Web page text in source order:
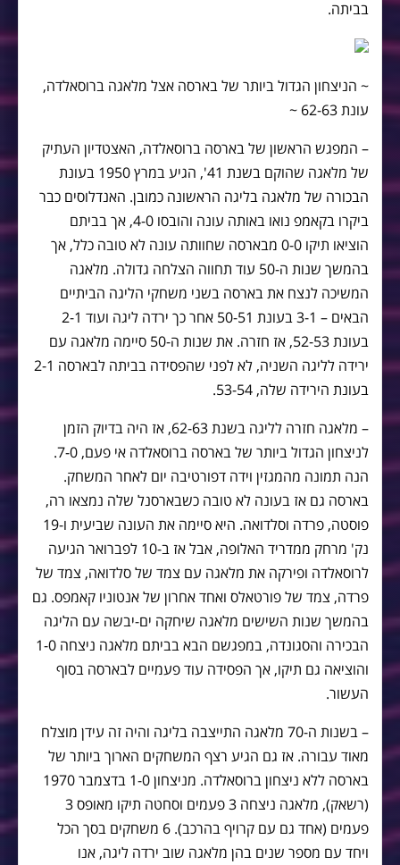
בביתה.
~ הניצחון הגדול ביותר של בארסה אצל מלאגה ברוסאלדה,
עונת 62-63 ~
– המפגש הראשון של בארסה ברוסאלדה, האצטדיון העתיק
של מלאגה שהוקם בשנת 41', הגיע במרץ 1950 בעונת
הבכורה של מלאגה בליגה הראשונה כמובן. האנדלוסים כבר
ביקרו בקאמפ נואו באותה עונה והובסו 4-0, אך בביתם
הוציאו תיקו 0-0 מבארסה שחוותה עונה לא טובה כלל, אך
בהמשך שנות ה-50 עוד תחווה הצלחה גדולה. מלאגה
המשיכה לנצח את בארסה בשני משחקי הליגה הביתיים
הבאים – 3-1 בעונת 50-51 אחר כך ירדה ליגה ועוד 2-1
בעונת 52-53, אז חזרה. את שנות ה-50 סיימה מלאגה עם
ירידה לליגה השניה, לא לפני שהפסידה בביתה לבארסה 2-1
בעונת הירידה שלה, 53-54.
– מלאגה חזרה לליגה בשנת 62-63, אז היה בדיוק הזמן
לניצחון הגדול ביותר של בארסה ברוסאלדה אי פעם, 7-0.
הנה תמונה מהמגזין וידה דפורטיבה יום לאחר המשחק.
בארסה גם אז בעונה לא טובה כשבארסנל שלה נמצאו רה,
פוסטה, פרדה וסלדואה. היא סיימה את העונה שביעית ו-19
נק' מרחק ממדריד האלופה, אבל אז ב-10 לפברואר הגיעה
לרוסאלדה ופירקה את מלאגה עם צמד של סלדואה, צמד של
פרדה, צמד של פורטאלס ואחד אחרון של אנטוניו קאמפס. גם
בהמשך שנות השישים מלאגה שיחקה ים-יבשה עם הליגה
הבכירה והסגונדה, במפגשם הבא בביתם מלאגה ניצחה 1-0
והוציאה גם תיקו, אך הפסידה עוד פעמיים לבארסה בסוף
העשור.
– בשנות ה-70 מלאגה התייצבה בליגה והיה זה עידן מוצלח
מאוד עבורה. אז גם הגיע רצף המשחקים הארוך ביותר של
בארסה ללא ניצחון ברוסאלדה. מניצחון 1-0 בדצמבר 1970
(רשאק), מלאגה ניצחה 3 פעמים וסחטה תיקו מאופס 3
פעמים (אחד גם עם קרויף בהרכב). 6 משחקים בסך הכל
ויחד עם מספר שנים בהן מלאגה שוב ירדה ליגה, אנו